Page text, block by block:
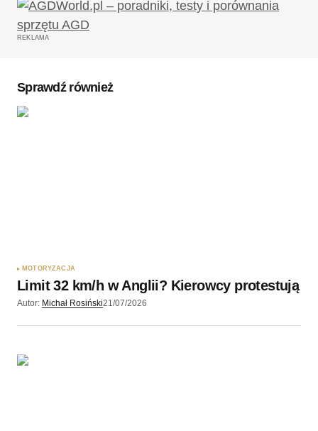
Twój adres email nie zostanie opublikowany.
Wymagane pola są oznaczone
Wyślij komentarz
REKLAMA
Sprawdź również
MOTORYZACJA
Limit 32 km/h w Anglii? Kierowcy protestują
Autor: Michał Rosiński21/07/2026